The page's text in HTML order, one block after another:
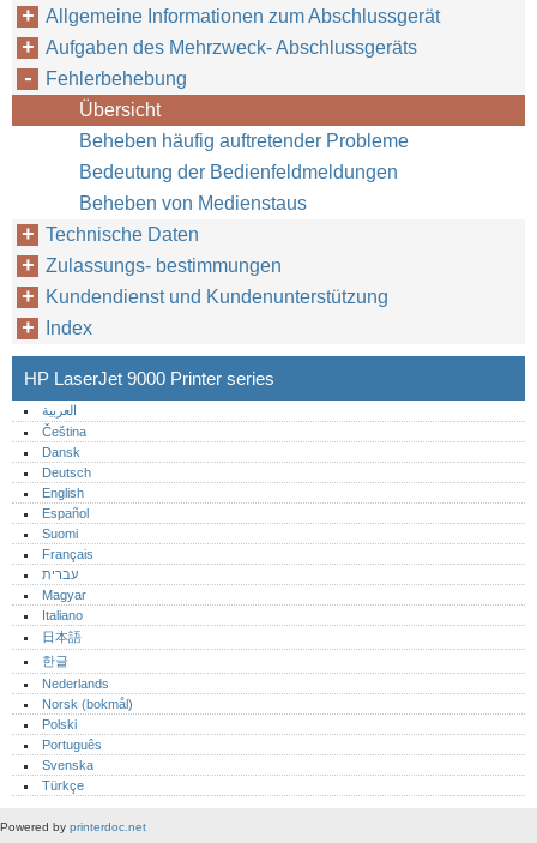
383 Fehlerbehebung
Allgemeine Informationen zum Abschlussgerät
Aufgaben des Mehrzweck- Abschlussgeräts
Fehlerbehebung
Übersicht
Beheben häufig auftretender Probleme
Bedeutung der Bedienfeldmeldungen
Beheben von Medienstaus
Technische Daten
Zulassungs- bestimmungen
Kundendienst und Kundenunterstützung
Index
HP LaserJet 9000 Printer series
العربية
Čeština
Dansk
Deutsch
English
Español
Suomi
Français
עברית
Magyar
Italiano
日本語
한글
Nederlands
Norsk (bokmål)‎
Polski
Português‎
Svenska
Türkçe
Powered by printerdoc.net